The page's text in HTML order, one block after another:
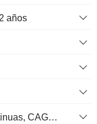
años
Ganancias de Operaciones Continuas, CAGR % en 2 años